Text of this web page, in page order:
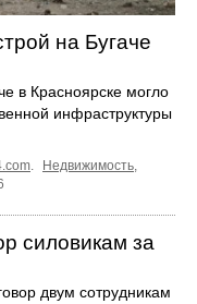
на Бугаче
в Красноярске могло
инфраструктуры
. Недвижимость,
силовикам за
двум сотрудникам